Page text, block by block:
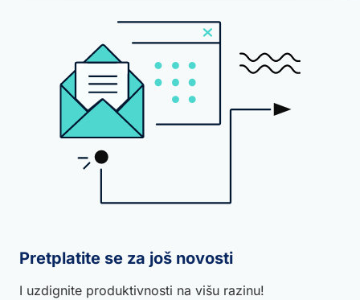
Pretplatite se za još novosti
I uzdignite produktivnosti na višu razinu!